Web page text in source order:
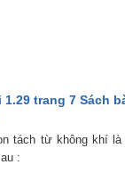
1.29 trang 7 Sách
tách từ không khí
: